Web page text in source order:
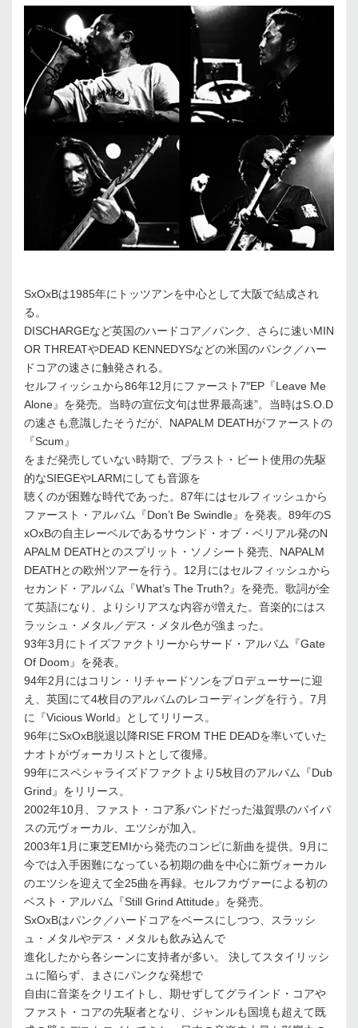
SxOxBは1985年にトッツアンを中心として大阪で結成され
る。
DISCHARGEなど英国のハードコア／パンク、さらに速いMIN
OR THREATやDEAD KENNEDYSなどの米国のパンク／ハー
ドコアの速さに触発される。
セルフィッシュから86年12月にファースト7″EP『Leave Me
Alone』を発売。当時の宣伝文句は世界最高速”。当時はS.O.D
の速さも意識したそうだが、NAPALM DEATHがファーストの
『Scum』
をまだ発売していない時期で、ブラスト・ビート使用の先駆
的なSIEGEやLARMにしても音源を
聴くのが困難な時代であった。87年にはセルフィッシュから
ファースト・アルバム『Don’t Be Swindle』を発表。89年のS
xOxBの自主レーベルであるサウンド・オブ・ベリアル発のN
APALM DEATHとのスプリット・ソノシート発売、NAPALM
DEATHとの欧州ツアーを行う。12月にはセルフィッシュから
セカンド・アルバム『What’s The Truth?』を発売。歌詞が全
て英語になり、よりシリアスな内容が増えた。音楽的にはス
ラッシュ・メタル／デス・メタル色が強まった。
93年3月にトイズファクトリーからサード・アルバム『Gate
Of Doom』を発表。
94年2月にはコリン・リチャードソンをプロデューサーに迎
え、英国にて4枚目のアルバムのレコーディングを行う。7月
に『Vicious World』としてリリース。
96年にSxOxB脱退以降RISE FROM THE DEADを率いていた
ナオトがヴォーカリストとして復帰。
99年にスペシャライズドファクトより5枚目のアルバム『Dub
Grind』をリリース。
2002年10月、ファスト・コア系バンドだった滋賀県のバイパ
スの元ヴォーカル、エツシが加入。
2003年1月に東芝EMIから発売のコンピに新曲を提供。9月に
今では入手困難になっている初期の曲を中心に新ヴォーカル
のエツシを迎えて全25曲を再録。セルフカヴァーによる初の
ベスト・アルバム『Still Grind Attitude』を発売。
SxOxBはパンク／ハードコアをベースにしつつ、スラッシ
ュ・メタルやデス・メタルも飲み込んで
進化したから各シーンに支持者が多い。 決してスタイリッシ
ュに陥らず、まさにパンクな発想で
自由に音楽をクリエイトし、期せずしてグラインド・コアや
ファスト・コアの先駆者となり、ジャンルも国境も超えて既